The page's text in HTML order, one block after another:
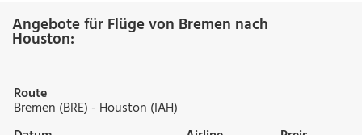
Angebote für Flüge von Bremen nach
Houston:
Route
Bremen (BRE) - Houston (IAH)